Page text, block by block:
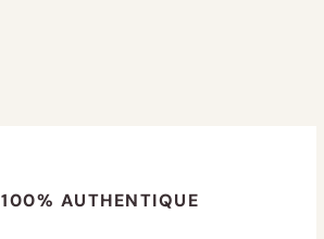
100% AUTHENTIQUE